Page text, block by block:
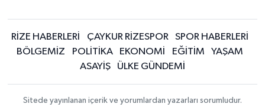
RİZE HABERLERİ ÇAYKUR RİZESPOR
SPOR HABERLERİ
BÖLGEMİZ
POLİTİKA EKONOMİ EĞİTİM
YAŞAM
ASAYİŞ
ÜLKE GÜNDEMİ
Sitede yayınlanan içerik ve yorumlardan yazarları sorumludur.